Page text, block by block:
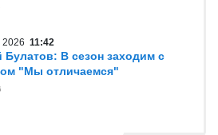
11:42
Булатов: В сезон заходим с
"Мы отличаемся"